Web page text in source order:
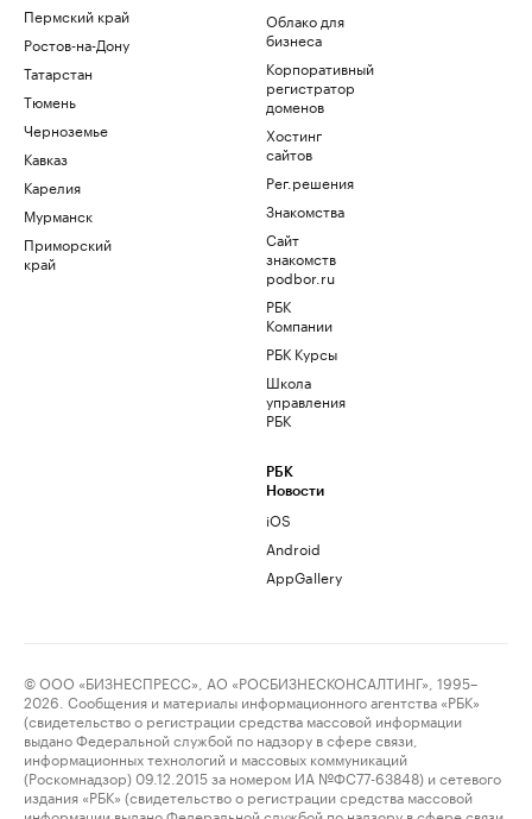
Пермский край
Ростов-на-Дону
Татарстан
Тюмень
Черноземье
Кавказ
Карелия
Мурманск
Приморский
край
Облако для
бизнеса
Корпоративный
регистратор
доменов
Хостинг
сайтов
Рег.решения
Знакомства
Сайт
знакомств
podbor.ru
РБК
Компании
РБК Курсы
Школа
управления
РБК
РБК
Новости
iOS
Android
AppGallery
© ООО «БИЗНЕСПРЕСС», АО «РОСБИЗНЕСКОНСАЛТИНГ», 1995–
2026. Сообщения и материалы информационного агентства «РБК»
(свидетельство о регистрации средства массовой информации
выдано Федеральной службой по надзору в сфере связи,
информационных технологий и массовых коммуникаций
(Роскомнадзор) 09.12.2015 за номером ИА №ФС77-63848) и сетевого
издания «РБК» (свидетельство о регистрации средства массовой